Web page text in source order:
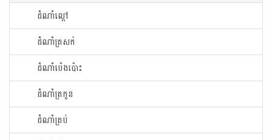
ដំណាំ​ល្ពៅ​
ដំណាំ​ត្រសក់
ដំណាំ​ប៉េង​ប៉ោះ​
ដំណាំ​ត្រកួន
ដំណាំ​ត្រប់​